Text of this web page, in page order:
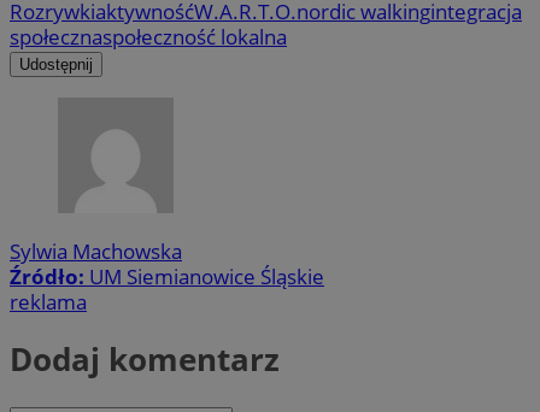
RozrywkiaktywnośćW.A.R.T.O.nordic walkingintegracja
społecznaspołeczność lokalna
Udostępnij
Sylwia Machowska
Źródło: UM Siemianowice Śląskie
reklama
Dodaj komentarz